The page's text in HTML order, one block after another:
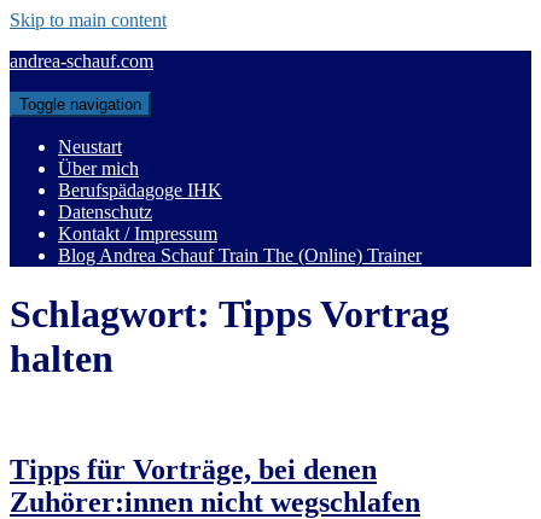
Skip to main content
andrea-schauf.com
Toggle navigation
Neustart
Über mich
Berufspädagoge IHK
Datenschutz
Kontakt / Impressum
Blog Andrea Schauf Train The (Online) Trainer
Schlagwort: Tipps Vortrag
halten
Tipps für Vorträge, bei denen
Zuhörer:innen nicht wegschlafen